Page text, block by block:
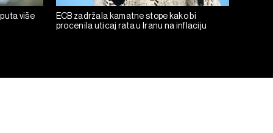
više
ECB zadržala kamatne stope kako bi
procenila uticaj rata u Iranu na inflaciju